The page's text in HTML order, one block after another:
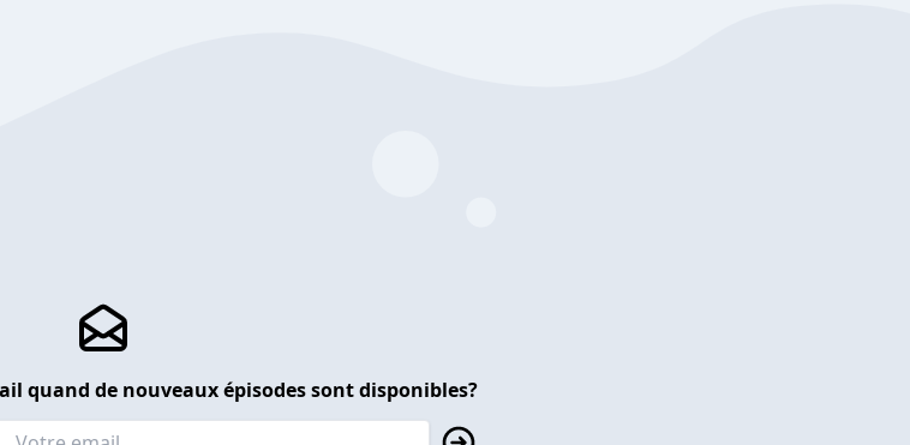
quand de nouveaux épisodes sont disponibles?